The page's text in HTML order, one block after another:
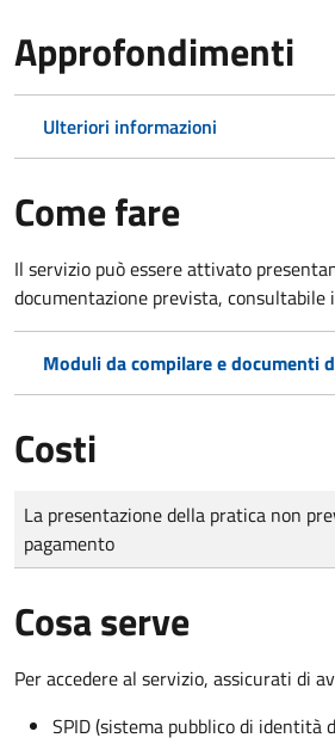
Approfondimenti
Ulteriori informazioni
Come fare
Il servizio può essere attivato
documentazione prevista, consultabile
Moduli da compilare e documenti
Costi
Tipo di pagamento
Importo
La presentazione della pratica non
pagamento
Cosa serve
Per accedere al servizio, assicurati di
SPID (sistema pubblico di identità